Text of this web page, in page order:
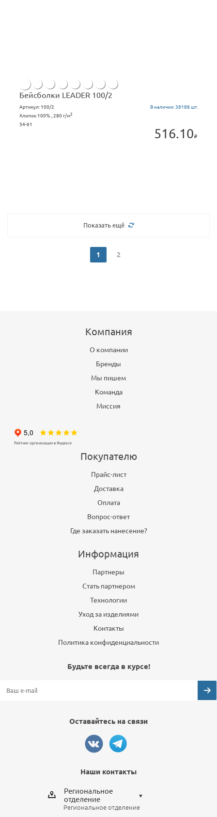
Бейсболки LEADER 100/2
Артикул: 100/2 В наличии:38188 шт.
Хлопок 100% , 280 г/м2
54-61
516.10
Показать ещё
1 2
Компания
О компании
Бренды
Мы пишем
Команда
Миссия
Покупателю
Прайс-лист
Доставка
Оплата
Вопрос-ответ
Где заказать нанесение?
Информация
Партнеры
Стать партнером
Технологии
Уход за изделиями
Контакты
Политика конфиденциальности
Будьте всегда в курсе!
Оставайтесь на связи
Наши контакты
Региональное
отделение
Выберите отделение
Региональное отделение